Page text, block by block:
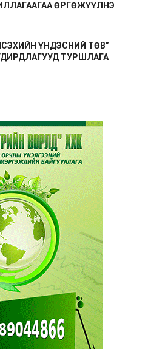
ӨРГӨЖҮҮЛНЭ
ҮНДЭСНИЙ ТӨВ”
ТУРШЛАГА